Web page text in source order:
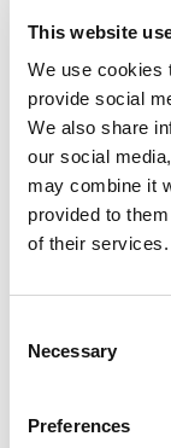
This website
We use cookies
provide social
We also share
our social
may combine it
provided to
of their services.
Selection
Necessary
Preferences
Positionneurs